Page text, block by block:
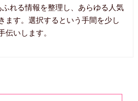
れる情報を整理し、あらゆる人気
ます。選択するという手間を少し
伝いします。